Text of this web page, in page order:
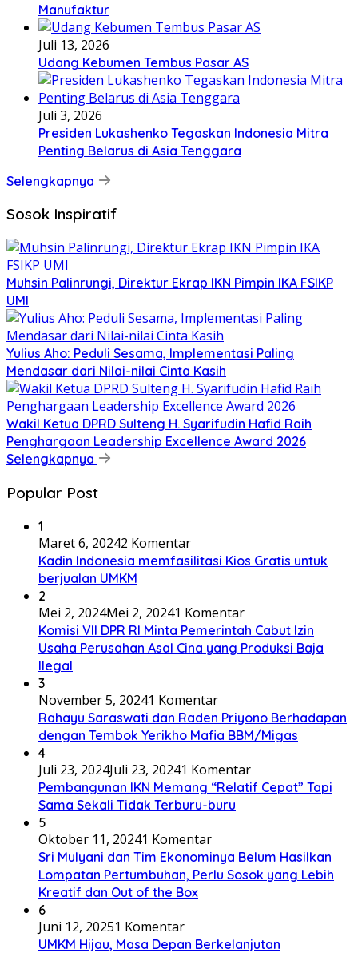
Manufaktur
Juli 13, 2026
Udang Kebumen Tembus Pasar AS
Juli 3, 2026
Presiden Lukashenko Tegaskan Indonesia Mitra
Penting Belarus di Asia Tenggara
Selengkapnya
Sosok Inspiratif
Muhsin Palinrungi, Direktur Ekrap IKN Pimpin IKA FSIKP
UMI
Yulius Aho: Peduli Sesama, Implementasi Paling
Mendasar dari Nilai-nilai Cinta Kasih
Wakil Ketua DPRD Sulteng H. Syarifudin Hafid Raih
Penghargaan Leadership Excellence Award 2026
Selengkapnya
Popular Post
1
Maret 6, 20242 Komentar
Kadin Indonesia memfasilitasi Kios Gratis untuk
berjualan UMKM
2
Mei 2, 2024Mei 2, 20241 Komentar
Komisi VII DPR RI Minta Pemerintah Cabut Izin
Usaha Perusahan Asal Cina yang Produksi Baja
Ilegal
3
November 5, 20241 Komentar
Rahayu Saraswati dan Raden Priyono Berhadapan
dengan Tembok Yerikho Mafia BBM/Migas
4
Juli 23, 2024Juli 23, 20241 Komentar
Pembangunan IKN Memang “Relatif Cepat” Tapi
Sama Sekali Tidak Terburu-buru
5
Oktober 11, 20241 Komentar
Sri Mulyani dan Tim Ekonominya Belum Hasilkan
Lompatan Pertumbuhan, Perlu Sosok yang Lebih
Kreatif dan Out of the Box
6
Juni 12, 20251 Komentar
UMKM Hijau, Masa Depan Berkelanjutan